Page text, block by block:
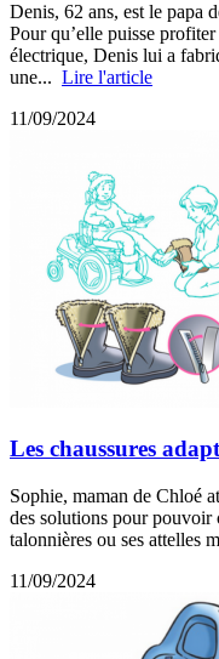
Denis, 62 ans, est le papa
Pour qu’elle puisse
électrique, Denis lui a
une... Lire l'article
11/09/2024
Les chaussures
Sophie, maman de Chloé
des solutions pour pouvoir
talonnières ou ses attelles
11/09/2024